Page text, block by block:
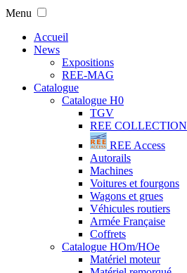
Menu
Accueil
News
Expositions
REE-MAG
Catalogue
Catalogue H0
TGV
REE COLLECTION
REE Access
Autorails
Machines
Voitures et fourgons
Wagons et grues
Véhicules routiers
Armée Française
Coffrets
Catalogue HOm/HOe
Matériel moteur